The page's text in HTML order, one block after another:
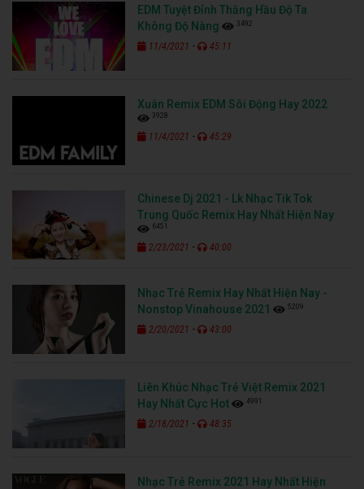
EDM Tuyệt Đỉnh Thằng Hầu Độ Ta
Không Độ Nàng
3492
11/4/2021 - 45:11
Xuân Remix EDM Sôi Động Hay 2022
3928
11/4/2021 - 45:29
Chinese Dj 2021 - Lk Nhạc Tik Tok
Trung Quốc Remix Hay Nhất Hiện Nay
6451
2/23/2021 - 40:00
Nhạc Trẻ Remix Hay Nhất Hiện Nay -
Nonstop Vinahouse 2021
5209
2/20/2021 - 43:00
Liên Khúc Nhạc Trẻ Việt Remix 2021
Hay Nhất Cực Hot
4991
2/18/2021 - 48:35
Nhạc Trẻ Remix 2021 Hay Nhất Hiện